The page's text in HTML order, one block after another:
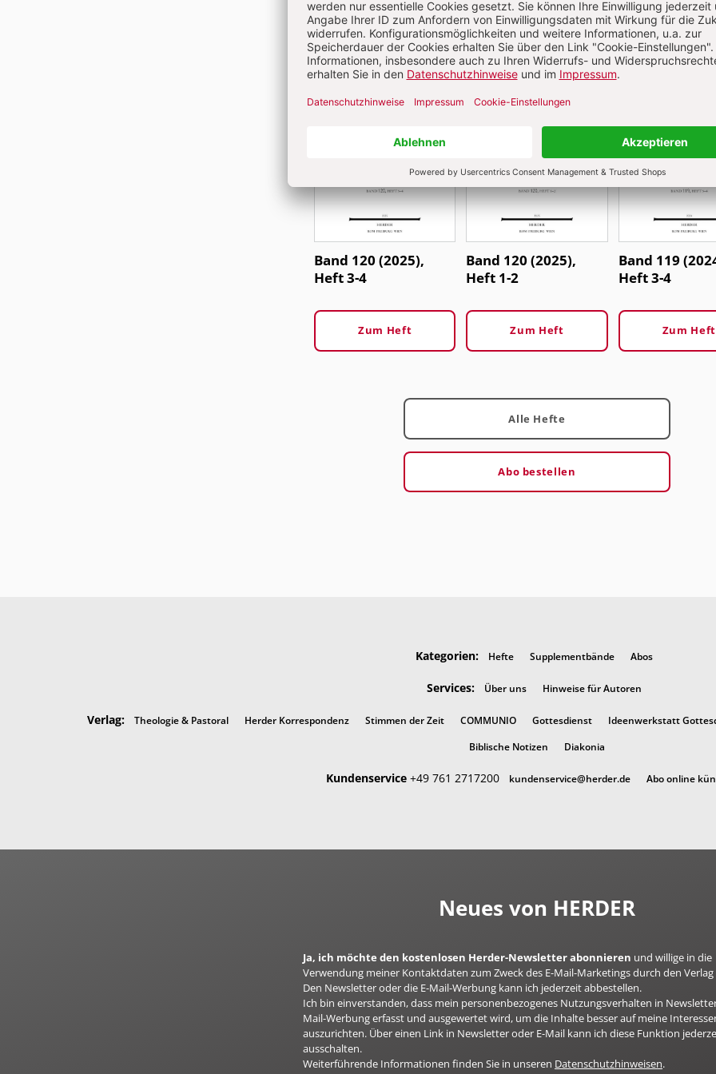
Band 120 (2025),
Heft 3-4
Zum Heft
Band 120 (2025),
Heft 1-2
Zum Heft
Band 119
Heft 3-4
Zum Heft
Alle Hefte
Abo bestellen
Kategorien: Hefte Supplementbände Abos
Services: Über uns Hinweise für Autoren
Verlag: Theologie & Pastoral Herder Korrespondenz Stimmen der Zeit COMMUNIO Gottesdienst Ideenwerkstatt
Biblische Notizen Diakonia
Kundenservice +49 761 2717200 kundenservice@herder.de Abo online
Neues von HERDER
Ja, ich möchte den kostenlosen Herder-Newsletter abonnieren und willige in die
Verwendung meiner Kontaktdaten zum Zweck des E-Mail-Marketings durch den
Den Newsletter oder die E-Mail-Werbung kann ich jederzeit abbestellen.
Ich bin einverstanden, dass mein personenbezogenes Nutzungsverhalten in
Mail-Werbung erfasst und ausgewertet wird, um die Inhalte besser auf meine
auszurichten. Über einen Link in Newsletter oder E-Mail kann ich diese Funktion
ausschalten.
Weiterführende Informationen finden Sie in unseren Datenschutzhinweisen.